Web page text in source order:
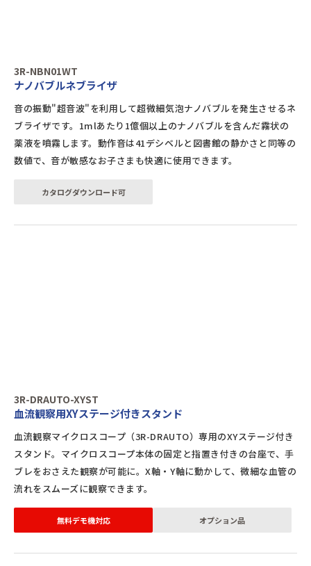
3R-NBN01WT
ナノバブルネブライザ
音の振動"超音波"を利用して超微細気泡ナノバブルを発生させるネ
ブライザです。1mlあたり1億個以上のナノバブルを含んだ霧状の
薬液を噴霧します。動作音は41デシベルと図書館の静かさと同等の
数値で、音が敏感なお子さまも快適に使用できます。
カタログダウンロード可
3R-DRAUTO-XYST
血流観察用XYステージ付きスタンド
血流観察マイクロスコープ（3R-DRAUTO）専用のXYステージ付き
スタンド。マイクロスコープ本体の固定と指置き付きの台座で、手
ブレをおさえた観察が可能に。X軸・Y軸に動かして、微細な血管の
流れをスムーズに観察できます。
無料デモ機対応 オプション品